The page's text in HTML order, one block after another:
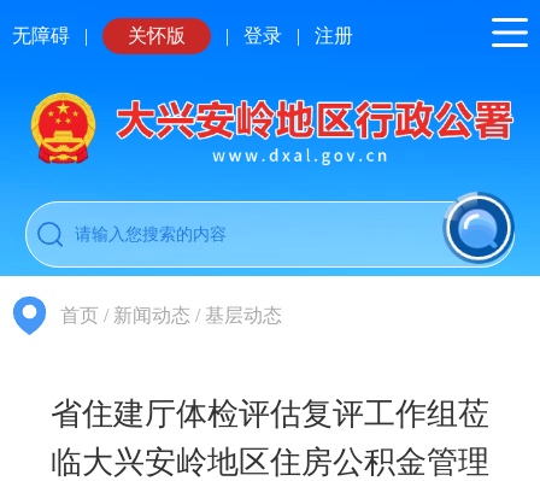
无障碍 | 关怀版 | 登录 | 注册
首页 / 新闻动态 / 基层动态
省住建厅体检评估复评工作组莅
临大兴安岭地区住房公积金管理